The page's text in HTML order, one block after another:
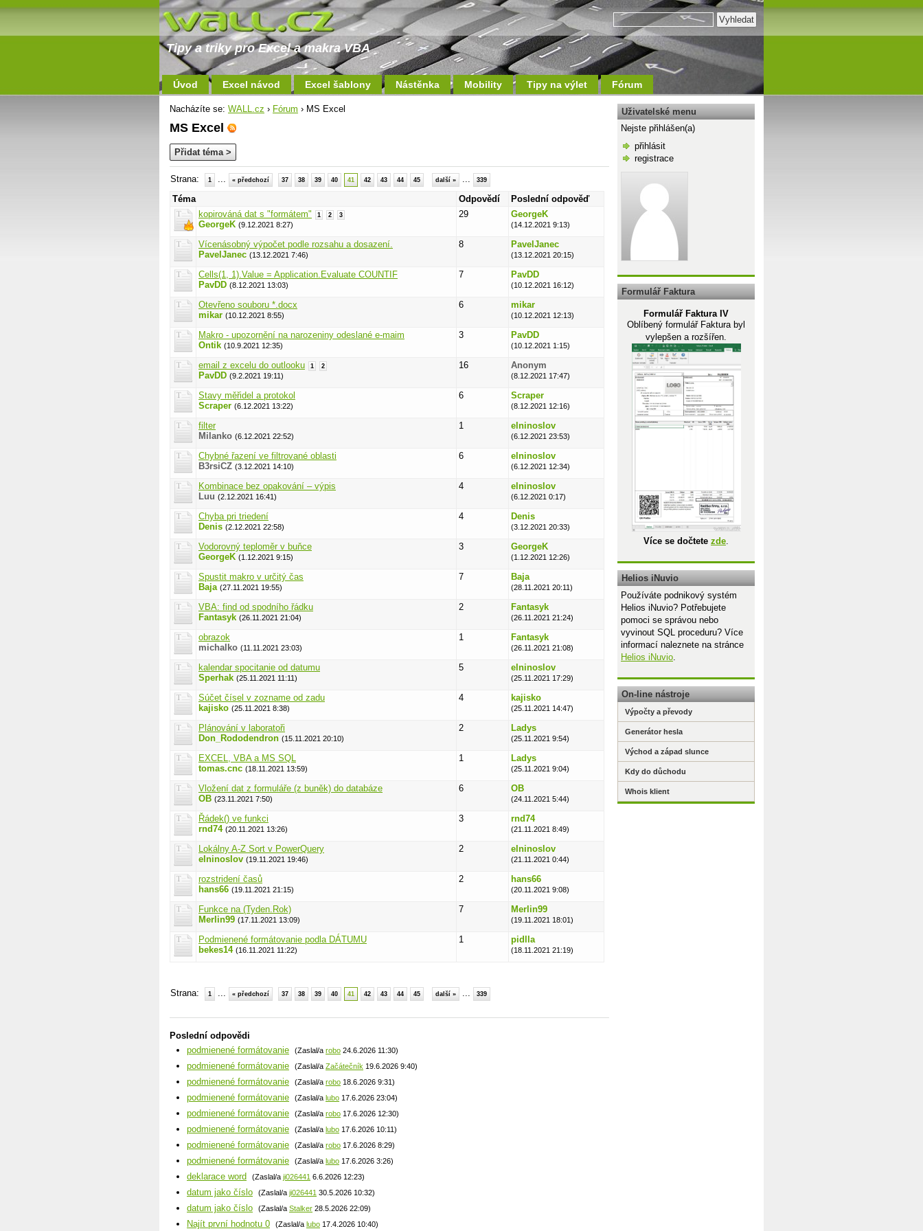
Tipy a triky pro Excel a makra VBA
Úvod Excel návod Excel šablony Nástěnka Mobility Tipy na výlet Fórum
Nacházíte se: WALL.cz › Fórum › MS Excel
MS Excel
Přidat téma >
Strana: 1 ... « předchozí 37 38 39 40 41 42 43 44 45 další » ... 339
Téma Odpovědí
Poslední odpověď
kopirováná dat s "formátem"
1 2 3
GeorgeK (9.12.2021 8:27)
29 GeorgeK
(14.12.2021 9:13)
Vícenásobný výpočet podle rozsahu a dosazení.
PavelJanec (13.12.2021 7:46)
8 PavelJanec
(13.12.2021 20:15)
Cells(1, 1).Value = Application.Evaluate COUNTIF
PavDD (8.12.2021 13:03)
7 PavDD
(10.12.2021 16:12)
Otevřeno souboru *.docx
mikar (10.12.2021 8:55)
6 mikar
(10.12.2021 12:13)
Makro - upozornění na narozeniny odeslané e-maim
Ontik (10.9.2021 12:35)
3 PavDD
(10.12.2021 1:15)
email z excelu do outlooku 1 2
PavDD (9.2.2021 19:11)
16 Anonym
(8.12.2021 17:47)
Stavy měřidel a protokol
Scraper (6.12.2021 13:22)
6 Scraper
(8.12.2021 12:16)
filter
Milanko (6.12.2021 22:52)
1 elninoslov
(6.12.2021 23:53)
Chybné řazení ve filtrované oblasti
B3rsiCZ (3.12.2021 14:10)
6 elninoslov
(6.12.2021 12:34)
Kombinace bez opakování – výpis
Luu (2.12.2021 16:41)
4 elninoslov
(6.12.2021 0:17)
Chyba pri triedení
Denis (2.12.2021 22:58)
4 Denis
(3.12.2021 20:33)
Vodorovný teploměr v buňce
GeorgeK (1.12.2021 9:15)
3 GeorgeK
(1.12.2021 12:26)
Spustit makro v určitý čas
Baja (27.11.2021 19:55)
7 Baja
(28.11.2021 20:11)
VBA: find od spodního řádku
Fantasyk (26.11.2021 21:04)
2 Fantasyk
(26.11.2021 21:24)
obrazok
michalko (11.11.2021 23:03)
1 Fantasyk
(26.11.2021 21:08)
kalendar spocitanie od datumu
Sperhak (25.11.2021 11:11)
5 elninoslov
(25.11.2021 17:29)
Súčet čísel v zozname od zadu
kajisko (25.11.2021 8:38)
4 kajisko
(25.11.2021 14:47)
Plánování v laboratoři
Don_Rododendron (15.11.2021 20:10)
2 Ladys
(25.11.2021 9:54)
EXCEL, VBA a MS SQL
tomas.cnc (18.11.2021 13:59)
1 Ladys
(25.11.2021 9:04)
Vložení dat z formuláře (z buněk) do databáze
OB (23.11.2021 7:50)
6 OB
(24.11.2021 5:44)
Řádek() ve funkci
rnd74 (20.11.2021 13:26)
3 rnd74
(21.11.2021 8:49)
Lokálny A-Z Sort v PowerQuery
elninoslov (19.11.2021 19:46)
2 elninoslov
(21.11.2021 0:44)
rozstridení časů
hans66 (19.11.2021 21:15)
2 hans66
(20.11.2021 9:08)
Funkce na (Tyden.Rok)
Merlin99 (17.11.2021 13:09)
7 Merlin99
(19.11.2021 18:01)
Podmienené formátovanie podla DÁTUMU
bekes14 (16.11.2021 11:22)
1 pidlla
(18.11.2021 21:19)
Strana: 1 ... « předchozí 37 38 39 40 41 42 43 44 45 další » ... 339
Poslední odpovědi
podmienené formátovanie
(Zaslal/a robo 24.6.2026 11:30)
podmienené formátovanie (Zaslal/a Začátečník 19.6.2026 9:40)
podmienené formátovanie (Zaslal/a robo 18.6.2026 9:31)
podmienené formátovanie (Zaslal/a lubo 17.6.2026 23:04)
podmienené formátovanie (Zaslal/a robo 17.6.2026 12:30)
podmienené formátovanie (Zaslal/a lubo 17.6.2026 10:11)
podmienené formátovanie (Zaslal/a robo 17.6.2026 8:29)
podmienené formátovanie (Zaslal/a lubo 17.6.2026 3:26)
deklarace word (Zaslal/a ji026441 6.6.2026 12:23)
datum jako číslo (Zaslal/a ji026441 30.5.2026 10:32)
datum jako číslo (Zaslal/a Stalker 28.5.2026 22:09)
Najít první hodnotu 0 (Zaslal/a lubo 17.4.2026 10:40)
Uživatelské menu
Nejste přihlášen(a)
přihlásit
registrace
Formulář Faktura
Formulář Faktura IV
Oblíbený formulář Faktura byl
vylepšen a rozšířen.
Více se dočtete zde.
Helios iNuvio
Používáte podnikový systém
Helios iNuvio? Potřebujete
pomoci se správou nebo
vyvinout SQL proceduru? Více
informací naleznete na stránce
Helios iNuvio.
On-line nástroje
Výpočty a převody
Generátor hesla
Východ a západ slunce
Kdy do důchodu
Whois klient